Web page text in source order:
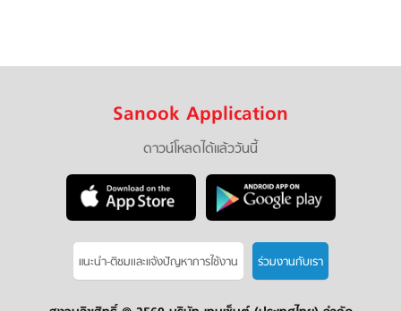
Sanook Application
ดาวน์โหลดได้แล้ววันนี้
แนะนำ-ติชมเเละแจ้งปัญหาการใช้งาน ร่วมงานกับเรา